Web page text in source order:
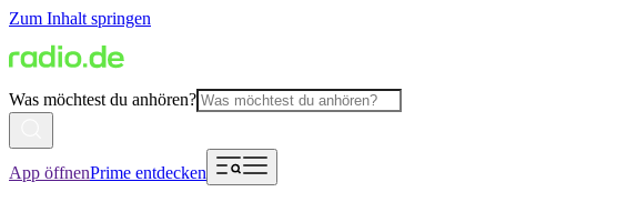
Zum Inhalt springen
Was möchtest du anhören?
App öffnenPrime entdecken